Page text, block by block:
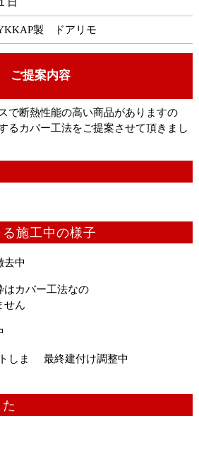
製 ドアリモ
ご提案内容
で断熱性能の高い商品がありますの
るカバー工法をご提案させて頂きまし
施工中の様子
去中
はカバー工法なの
せん
しま
最終建付け調整中